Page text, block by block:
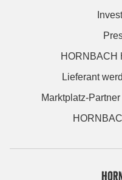
HORNBACH
Lieferant
Marktplatz-